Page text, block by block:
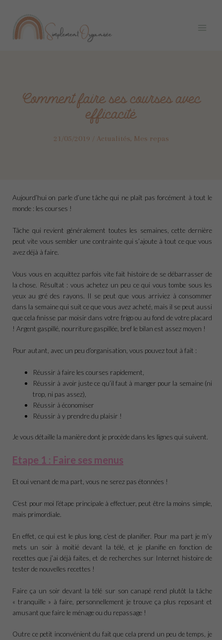
contenu
Menu
Comment faire ses courses avec
efficacité
21/05/2019 / Actualités, Mes repas
Aujourd’hui on parle d’une tâche qui ne plaît pas forcément à tout le
monde : les courses !
Tâche qui revient généralement toutes les semaines, cette dernière
peut vite vous sembler une contrainte qui s’ajoute à tout ce que vous
avez déjà à faire.
Vous vous en acquittez parfois vite fait histoire de se débarrasser de
la chose. Résultat : vous achetez un peu ce qui vous tombe sous les
yeux au gré des rayons. Il se peut que vous arriviez à consommer
dans la semaine qui suit ce que vous avez acheté, mais il se peut aussi
que cela finisse par moisir dans votre frigo ou au fond de votre placard
! Argent gaspillé, nourriture gaspillée, bref le bilan est assez moyen !
Pour autant, avec un peu d’organisation, vous pouvez tout à fait :
Réussir à faire les courses rapidement,
Réussir à avoir juste ce qu’il faut à manger pour la semaine (ni
trop, ni pas assez),
Réussir à économiser
Réussir à y prendre du plaisir !
Je vous détaille la manière dont je procède dans les lignes qui suivent.
Etape 1 : Faire ses menus
Et oui venant de ma part, vous ne serez pas étonnées !
C’est pour moi l’étape principale à effectuer, peut être la moins simple,
mais primordiale.
En effet, ce qui est le plus long, c’est de planifier. Pour ma part je m’y
mets un soir à moitié devant la télé, et je planifie en fonction de
recettes que j’ai déjà faites, et de recherches sur Internet histoire de
tester de nouvelles recettes !
Faire ça un soir devant la télé sur son canapé rend plutôt la tâche
« tranquille » à faire, personnellement je trouve ça plus reposant et
amusant que faire le ménage ou du repassage !
Outre ce petit inconvénient du fait que cela prend un peu de temps, je
articles